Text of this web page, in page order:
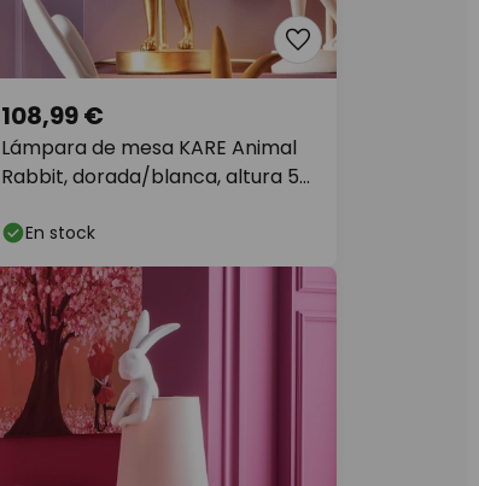
Lámpara de mesa KARE Animal
Rabbit, dorada/blanca, altura 50
108,99 €
En stock